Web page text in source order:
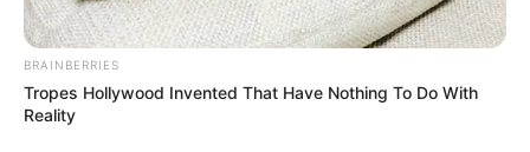
BRAINBERRIES
Tropes Hollywood Invented That Have Nothing To Do With
Reality